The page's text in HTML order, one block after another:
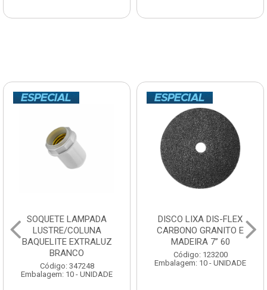
SOQUETE LAMPADA
LUSTRE/COLUNA
BAQUELITE EXTRALUZ
BRANCO
Código: 347248
Embalagem: 10 - UNIDADE
DISCO LIXA DIS-FLEX
CARBONO GRANITO E
MADEIRA 7” 60
Código: 123200
Embalagem: 10 - UNIDADE